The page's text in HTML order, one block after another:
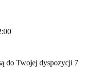
do Twojej dyspozycji 7